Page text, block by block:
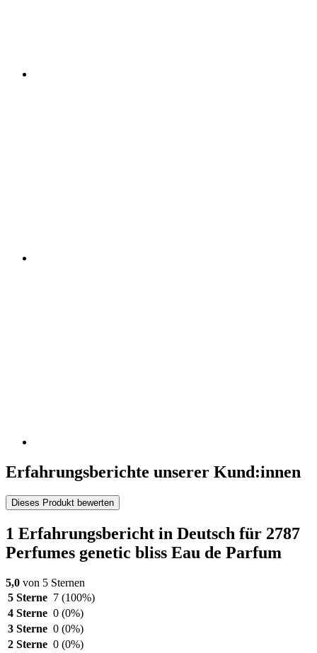
Erfahrungsberichte unserer Kund:innen
Dieses Produkt bewerten
1 Erfahrungsbericht in Deutsch für 2787
Perfumes genetic bliss Eau de Parfum
5,0 von 5 Sternen
5 Sterne 7 (100%)
4 Sterne 0 (0%)
3 Sterne 0 (0%)
2 Sterne 0 (0%)